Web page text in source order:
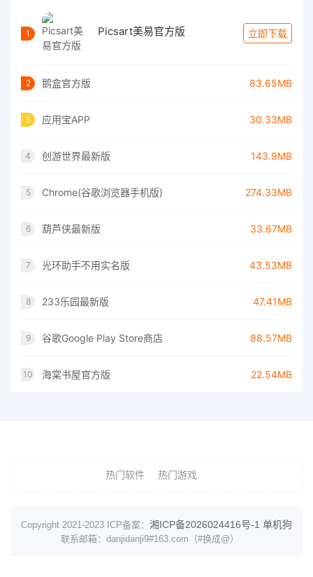
1 Picsart美易官方版 立即下载
2 鹅盒官方版 83.65MB
3 应用宝APP 30.33MB
4 创游世界最新版 143.9MB
5 Chrome(谷歌浏览器手机版) 274.33MB
6 葫芦侠最新版 33.67MB
7 光环助手不用实名版 43.53MB
8 233乐园最新版 47.41MB
9 谷歌Google Play Store商店 88.57MB
10 海棠书屋官方版 22.54MB
热门软件 热门游戏
Copyright 2021-2023 ICP备案： 湘ICP备2026024416号-1 单机狗
联系邮箱：danjidanji9#163.com（#换成@）